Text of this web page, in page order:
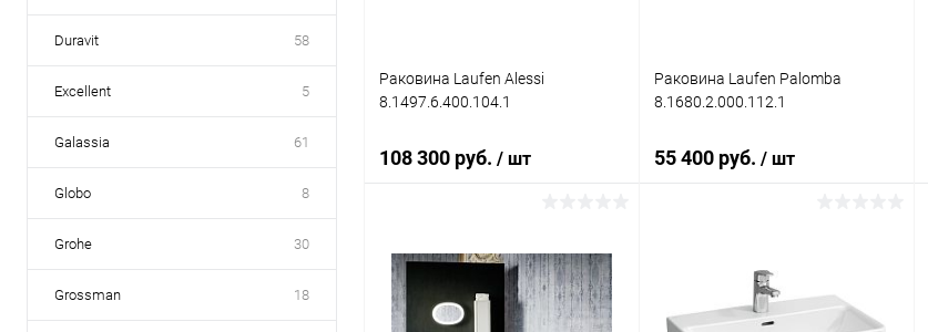
Duravit 58
Excellent 5
Galassia 61
Globo 8
Grohe 30
Grossman 18
Раковина Laufen Alessi
8.1497.6.400.104.1
108 300 руб. / шт
В корзину
Купить в 1 клик Сравнение
Раковина Laufen Palomba
8.1680.2.000.112.1
55 400 руб. / шт
Купить в 1 клик Сравнение